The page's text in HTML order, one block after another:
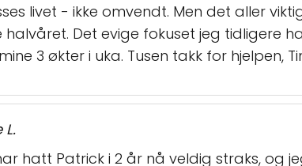
livet - ikke omvendt. Men det aller
halvåret. Det evige fokuset jeg tidligere
3 økter i uka. Tusen takk for hjelpen,
L.
hatt Patrick i 2 år nå veldig straks, og